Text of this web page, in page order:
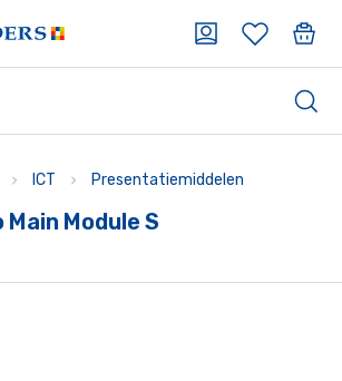
ICT Presentatiemiddelen
Module S